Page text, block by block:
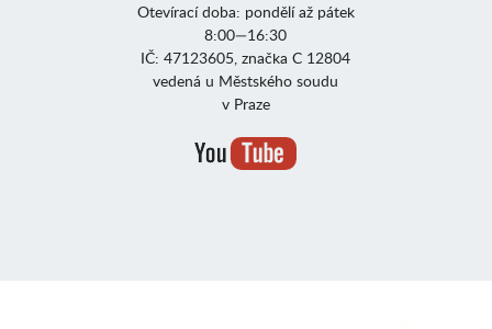
Otevírací doba: pondělí až pátek
8:00—16:30
IČ: 47123605, značka C 12804
vedená u Městského soudu
v Praze